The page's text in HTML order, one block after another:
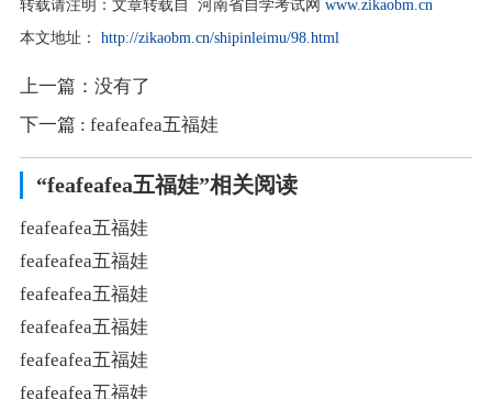
转载请注明： 文章转载自 河南省自学考试网 www.zikaobm.cn
本文地址：
http://zikaobm.cn/shipinleimu/98.html
上一篇：没有了
下一篇 : feafeafea五福娃
“feafeafea五福娃”相关阅读
feafeafea五福娃
feafeafea五福娃
feafeafea五福娃
feafeafea五福娃
feafeafea五福娃
feafeafea五福娃